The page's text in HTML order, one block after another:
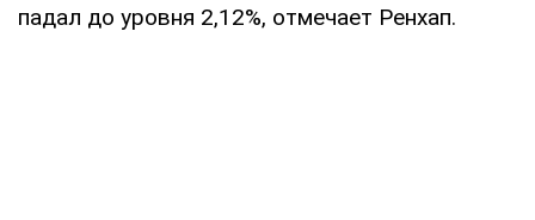
падал до уровня 2,12%, отмечает Ренхап.